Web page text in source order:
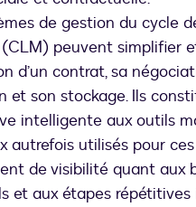
de gestion du cycle
peuvent simplifier
d’un contrat, sa
et son stockage. Ils
intelligente aux outils
autrefois utilisés pour
de visibilité quant aux
et aux étapes répétitives